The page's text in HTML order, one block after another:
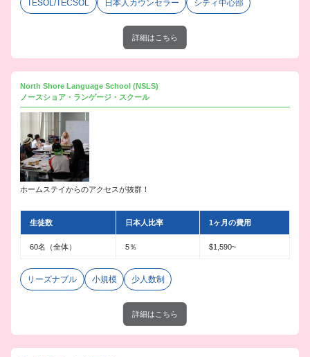
TESOL/TECSOL 日本人カウンセラー シティ中心部
詳細はこちら
North Shore Language School (NSLS)
ノースショア・ランゲージ・スクール
ホームステイからのアクセスが抜群！
生徒数 日本人比率 1ヶ月の費用
60名（全体） 5％ $1,590~
リーズナブル 小規模 少人数制
詳細はこちら